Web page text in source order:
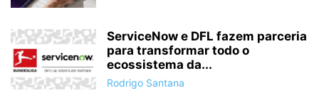
ServiceNow e DFL fazem parceria
para transformar todo o
ecossistema da...
Rodrigo Santana